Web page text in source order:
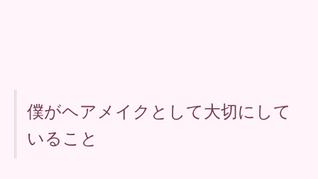
僕がヘアメイクとして大切にして
いること